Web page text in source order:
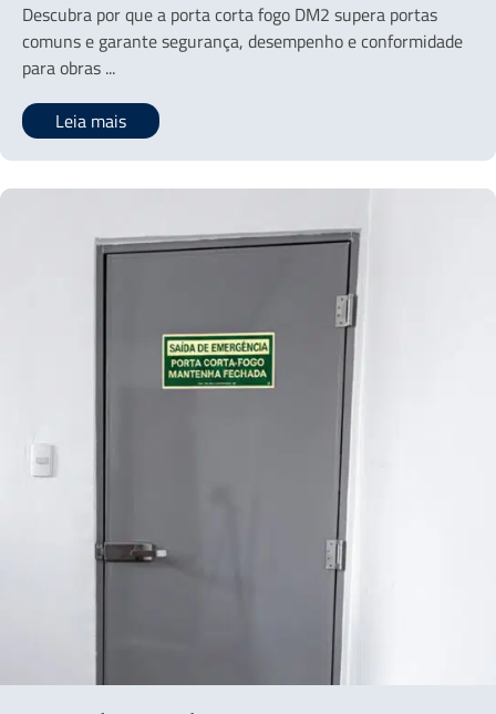
Descubra por que a porta corta fogo DM2 supera portas
comuns e garante segurança, desempenho e conformidade
para obras ...
Leia mais